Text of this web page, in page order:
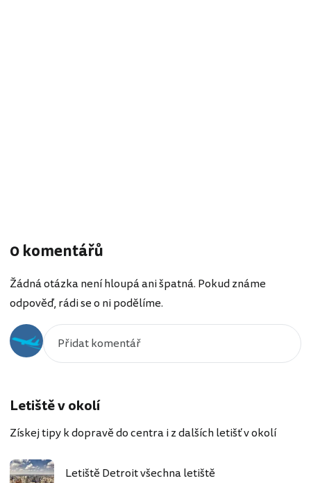
0 komentářů
Žádná otázka není hloupá ani špatná. Pokud známe
odpověď, rádi se o ni podělíme.
Letiště v okolí
Získej tipy k dopravě do centra i z dalších letišť v okolí
Letiště Detroit všechna letiště